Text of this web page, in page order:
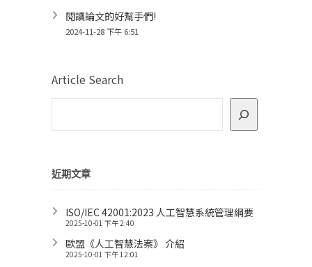
閱讀論文的好幫手們!
2024-11-28 下午 6:51
Article Search
近期文章
ISO/IEC 42001:2023 人工智慧系統管理綱要
2025-10-01 下午 2:40
歐盟《人工智慧法案》 介紹
2025-10-01 下午 12:01